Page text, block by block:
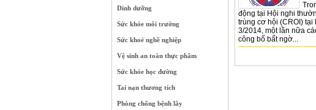
Dinh dưỡng
Sức khỏe môi trường
Sức khoẻ nghề nghiệp
Vệ sinh an toàn thực phẩm
Sức khỏe học đường
Tai nạn thương tích
Phòng chống bệnh lây
động tại Hội nghi
trùng cơ hội (CROI) tại
3/2014, một lần nữa
công bố bất ngờ...